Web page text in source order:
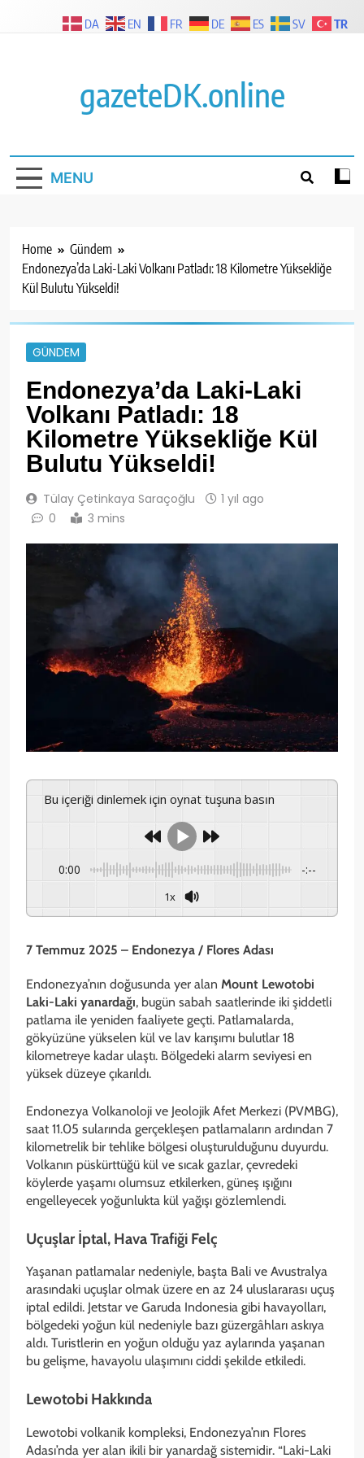
gazeteDK.online
MENU
Home
Gündem
Endonezya’da Laki-Laki Volkanı Patladı: 18 Kilometre Yüksekliğe
Kül Bulutu Yükseldi!
GÜNDEM
Endonezya’da Laki-Laki
Volkanı Patladı: 18
Kilometre Yüksekliğe Kül
Bulutu Yükseldi!
Tülay Çetinkaya Saraçoğlu
1 yıl ago
0
3 mins
Bu içeriği dinlemek için oynat tuşuna basın
0:00 -:--
1x
7 Temmuz 2025 – Endonezya / Flores Adası
Endonezya’nın doğusunda yer alan Mount Lewotobi
Laki-Laki yanardağı, bugün sabah saatlerinde iki şiddetli
patlama ile yeniden faaliyete geçti. Patlamalarda,
gökyüzüne yükselen kül ve lav karışımı bulutlar 18
kilometreye kadar ulaştı. Bölgedeki alarm seviyesi en
yüksek düzeye çıkarıldı.
Endonezya Volkanoloji ve Jeolojik Afet Merkezi (PVMBG),
saat 11.05 sularında gerçekleşen patlamaların ardından 7
kilometrelik bir tehlike bölgesi oluşturulduğunu duyurdu.
Volkanın püskürttüğü kül ve sıcak gazlar, çevredeki
köylerde yaşamı olumsuz etkilerken, güneş ışığını
engelleyecek yoğunlukta kül yağışı gözlemlendi.
Uçuşlar İptal, Hava Trafiği Felç
Yaşanan patlamalar nedeniyle, başta Bali ve Avustralya
arasındaki uçuşlar olmak üzere en az 24 uluslararası uçuş
iptal edildi. Jetstar ve Garuda Indonesia gibi havayolları,
bölgedeki yoğun kül nedeniyle bazı güzergâhları askıya
aldı. Turistlerin en yoğun olduğu yaz aylarında yaşanan
bu gelişme, havayolu ulaşımını ciddi şekilde etkiledi.
Lewotobi Hakkında
Lewotobi volkanik kompleksi, Endonezya’nın Flores
Adası’nda yer alan ikili bir yanardağ sistemidir. “Laki-Laki
DA EN FR DE ES SV TR